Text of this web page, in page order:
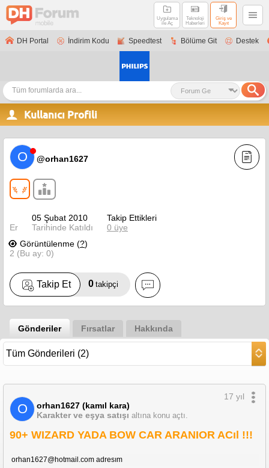
Uygulama
ile Aç
Teknoloji
Haberleri
Giriş ve
Kayıt
DH Portal İndirim Kodu Speedtest Bölüme Git Destek
Kullanıcı Profili
O @orhan1627
Er
05 Şubat 2010
Tarihinde Katıldı
Takip Ettikleri
0 üye
Görüntülenme (?)
2 (Bu ay: 0)
Takip Et 0 takipçi
Gönderiler Fırsatlar Hakkında
O
orhan1627 (kamıl kara)
Karakter ve eşya satışı altına konu açtı.
17 yıl
90+ WIZARD YADA BOW CAR ARANIOR ACıl !!!
orhan1627@hotmail.com adresım